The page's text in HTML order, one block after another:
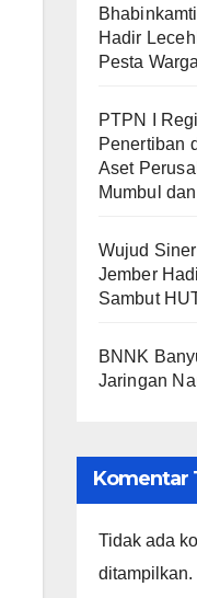
Hadir
Pesta Warga
PTPN I
Penertiban
Aset
Mumbul
Wujud
Jember
Sambut
BNNK
Jaringan
Komentar
Tidak ada
ditampilkan.